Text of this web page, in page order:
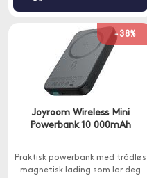
-38%
Joyroom Wireless Mini
Powerbank 10 000mAh
Praktisk powerbank med trådløs
magnetisk lading som lar deg